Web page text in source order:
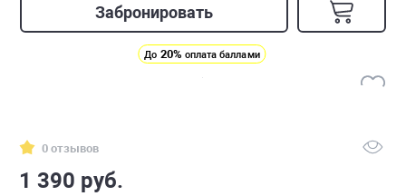
Забронировать
До 20% оплата баллами
0 отзывов
1 390 руб.